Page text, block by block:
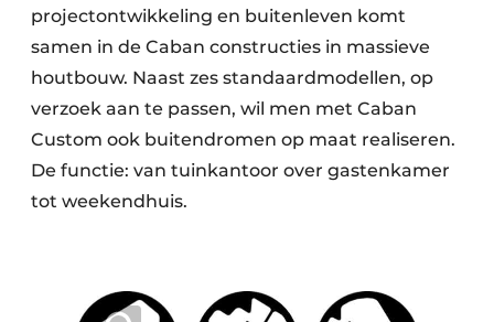
projectontwikkeling en buitenleven komt
samen in de Caban constructies in massieve
houtbouw. Naast zes standaardmodellen, op
verzoek aan te passen, wil men met Caban
Custom ook buitendromen op maat realiseren.
De functie: van tuinkantoor over gastenkamer
tot weekendhuis.